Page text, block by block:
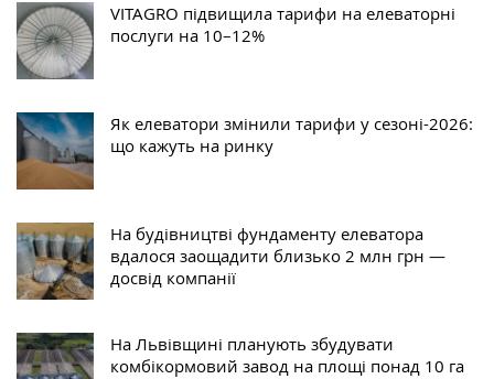
VITAGRO підвищила тарифи на елеваторні
послуги на 10–12%
Як елеватори змінили тарифи у сезоні-2026:
що кажуть на ринку
На будівництві фундаменту елеватора
вдалося заощадити близько 2 млн грн —
досвід компанії
На Львівщині планують збудувати
комбікормовий завод на площі понад 10 га